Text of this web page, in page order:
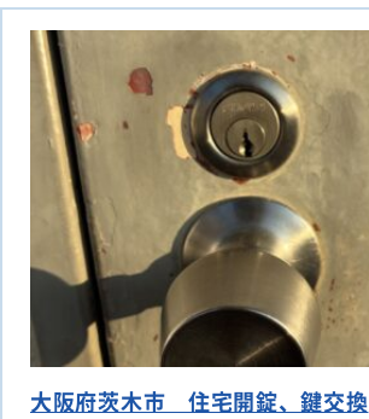
大阪府茨木市 住宅開錠、鍵交換